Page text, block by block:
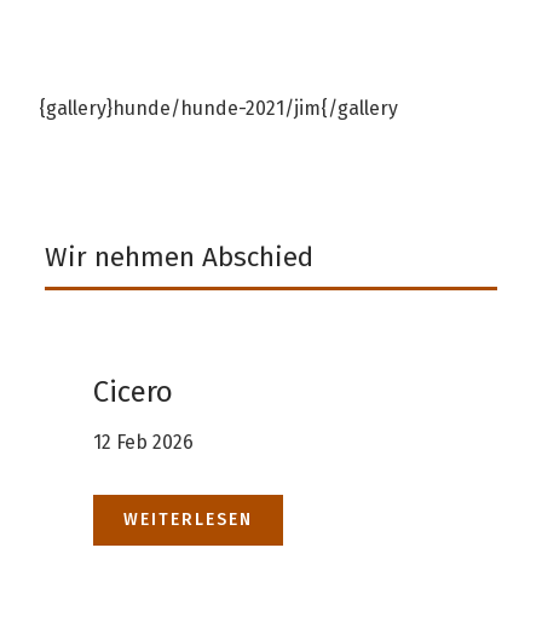
{gallery}hunde/hunde-2021/jim{/gallery
Wir nehmen Abschied
Cicero
12 Feb 2026
WEITERLESEN